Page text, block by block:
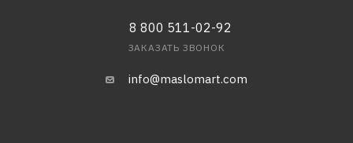
8 800 511-02-92
ЗАКАЗАТЬ ЗВОНОК
info@maslomart.com